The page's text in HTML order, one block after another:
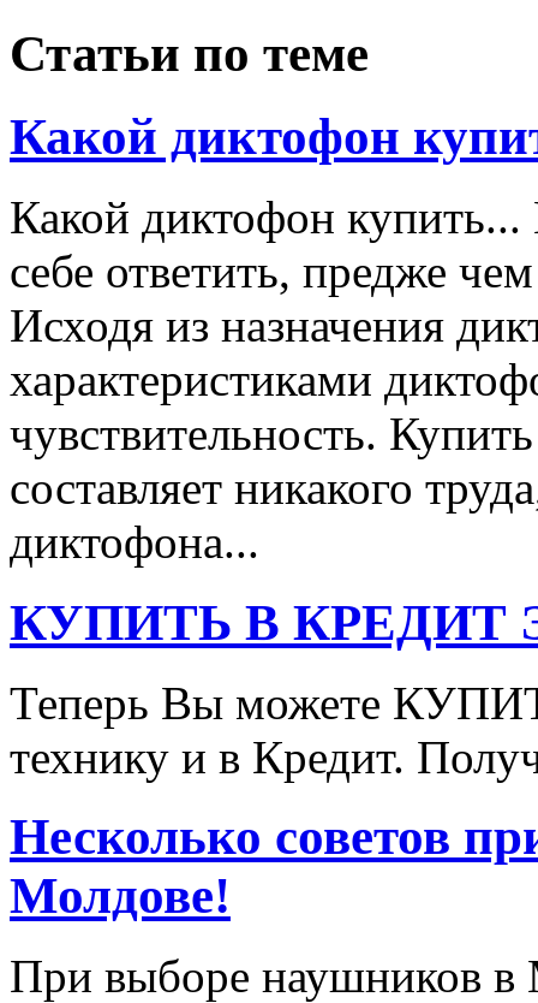
Статьи по теме
Какой диктофон
Какой диктофон
себе ответить, предже
Исходя из назначения
характеристиками
чувствительность.
составляет никакого
диктофона...
КУПИТЬ В КРЕДИТ
Теперь Вы можете
технику и в Кредит.
Несколько советов
Молдове!
При выборе наушников в